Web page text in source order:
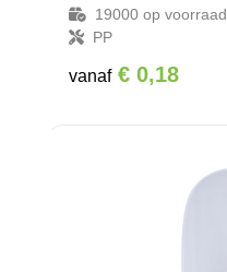
19000op voorraad
PP
vanaf € 0,18